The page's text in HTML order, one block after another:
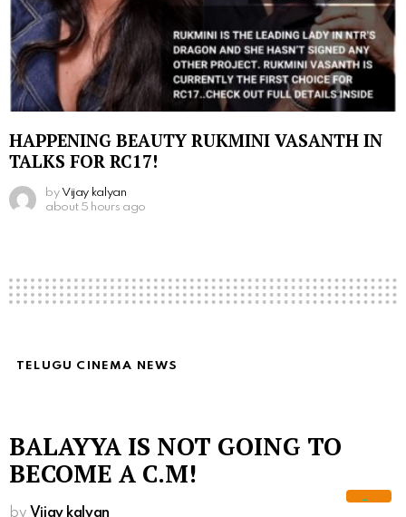
HAPPENING BEAUTY RUKMINI VASANTH IN
TALKS FOR RC17!
by Vijay kalyan
about 5 hours ago
TELUGU CINEMA NEWS
BALAYYA IS NOT GOING TO
BECOME A C.M!
by Vijay kalyan